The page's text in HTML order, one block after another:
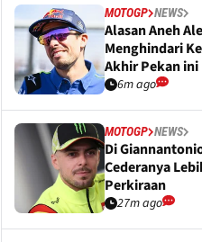
MOTOGP NEWS
Alasan Aneh
Menghindari
Akhir Pekan ini
6m ago
MOTOGP NEWS
Di
Cederanya
Perkiraan
27m ago